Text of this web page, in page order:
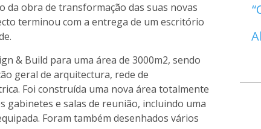
da obra de transformação das suas novas
terminou com a entrega de um escritório
& Build para uma área de 3000m2, sendo
geral de arquitectura, rede de
Foi construída uma nova área totalmente
gabinetes e salas de reunião, incluindo uma
Foram também desenhados vários